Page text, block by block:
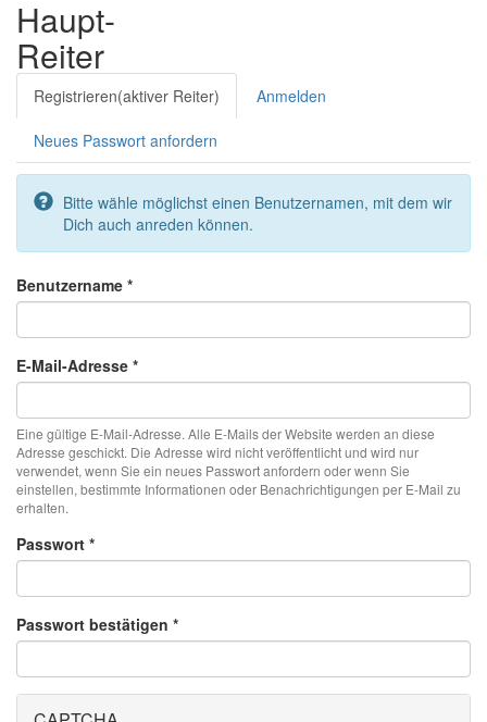
Haupt-
Reiter
Registrieren(aktiver Reiter) Anmelden
Neues Passwort anfordern
Bitte wähle möglichst einen Benutzernamen, mit dem wir
Dich auch anreden können.
Benutzername *
E-Mail-Adresse *
Eine gültige E-Mail-Adresse. Alle E-Mails der Website werden an diese
Adresse geschickt. Die Adresse wird nicht veröffentlicht und wird nur
verwendet, wenn Sie ein neues Passwort anfordern oder wenn Sie
einstellen, bestimmte Informationen oder Benachrichtigungen per E-Mail zu
erhalten.
Passwort *
Passwort bestätigen *